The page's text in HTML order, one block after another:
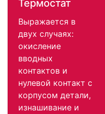
Термостат
Выражается в
двух случаях:
окисление
вводных
контактов и
нулевой контакт с
корпусом детали,
изнашивание и